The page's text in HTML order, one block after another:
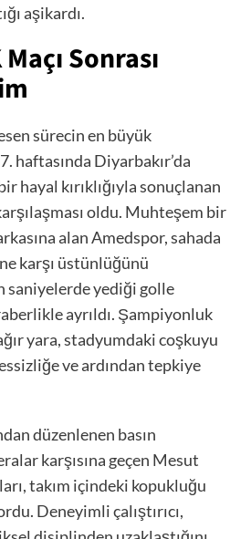
aşikardı.
Sonrası
sürecin en büyük
haftasında Diyarbakır’da
hayal kırıklığıyla sonuçlanan
oldu. Muhteşem bir
alan Amedspor, sahada
karşı üstünlüğünü
saniyelerde yediği golle
ayrıldı. Şampiyonluk
yara, stadyumdaki coşkuyu
ve ardından tepkiye
düzenlenen basın
karşısına geçen Mesut
takım içindeki kopukluğu
Deneyimli çalıştırıcı,